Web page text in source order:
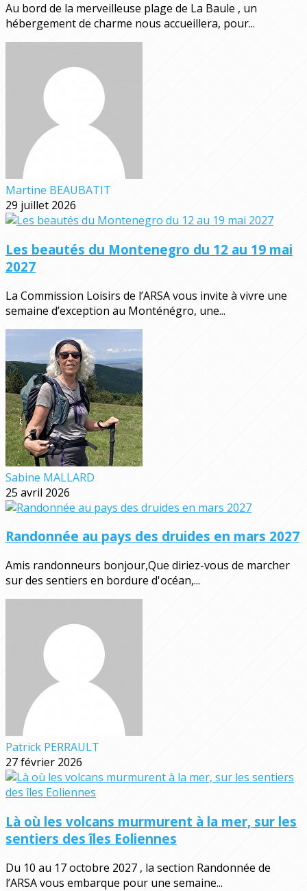
Au bord de la merveilleuse plage de La Baule , un
hébergement de charme nous accueillera, pour...
Martine BEAUBATIT
29 juillet 2026
Les beautés du Montenegro du 12 au 19 mai
2027
La Commission Loisirs de l’ARSA vous invite à vivre une
semaine d’exception au Monténégro, une...
Sabine MALLARD
25 avril 2026
Randonnée au pays des druides en mars 2027
Amis randonneurs bonjour,Que diriez-vous de marcher
sur des sentiers en bordure d'océan,...
Patrick PERRAULT
27 février 2026
Là où les volcans murmurent à la mer, sur les
sentiers des îles Eoliennes
Du 10 au 17 octobre 2027 , la section Randonnée de
l’ARSA vous embarque pour une semaine...